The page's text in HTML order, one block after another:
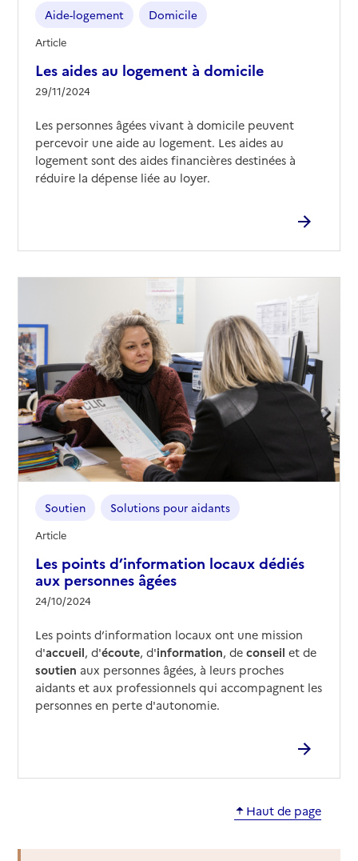
Les aides au logement à domicile
29/11/2024
Aide-logement Domicile
Article
Les personnes âgées vivant à domicile peuvent
percevoir une aide au logement. Les aides au
logement sont des aides financières destinées à
réduire la dépense liée au loyer.
Les points d’information locaux dédiés
aux personnes âgées
24/10/2024
Soutien Solutions pour aidants
Article
Les points d’information locaux ont une mission
d'accueil, d'écoute, d'information, de conseil et de
soutien aux personnes âgées, à leurs proches
aidants et aux professionnels qui accompagnent les
personnes en perte d'autonomie.
Haut de page